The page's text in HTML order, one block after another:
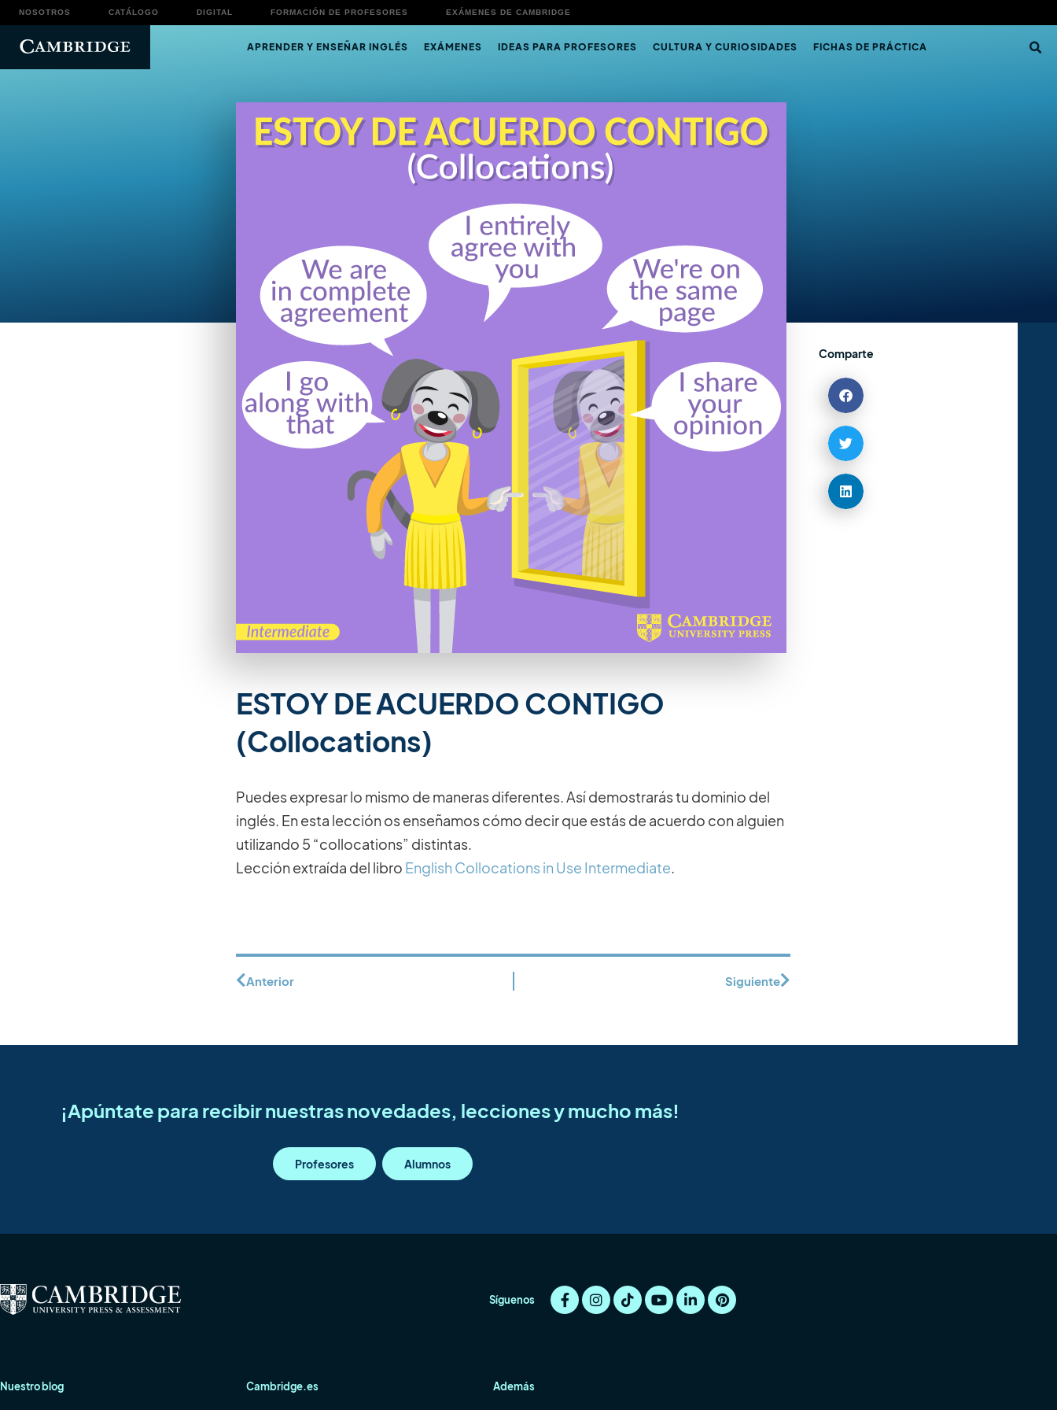
NOSOTROS CATÁLOGO DIGITAL FORMACIÓN DE PROFESORES EXÁMENES DE CAMBRIDGE
APRENDER Y ENSEÑAR INGLÉS EXÁMENES IDEAS PARA PROFESORES CULTURA Y CURIOSIDADES FICHAS DE PRÁCTICA
ESTOY DE ACUERDO CONTIGO
(Collocations)
Puedes expresar lo mismo de maneras diferentes. Así demostrarás tu dominio del
inglés. En esta lección os enseñamos cómo decir que estás de acuerdo con alguien
utilizando 5 “collocations” distintas.
Lección extraída del libro English Collocations in Use Intermediate.
Comparte
Anterior Siguiente
¡Apúntate para recibir nuestras novedades, lecciones y mucho más!
Profesores Alumnos
Síguenos
Nuestro blog Cambridge.es Además